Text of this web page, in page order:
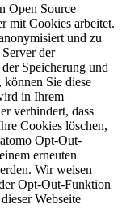
Open Source
mit Cookies arbeitet.
und zu
der
Speicherung und
Sie diese
in Ihrem
verhindert, dass
Cookies löschen,
Opt-Out-
erneuten
Wir weisen
Opt-Out-Funktion
Webseite